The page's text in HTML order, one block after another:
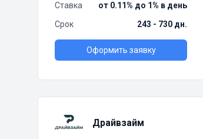
Ставка
от 0.11% до 1% в день
Срок
243 - 730 дн.
Оформить заявку
Драйвзайм